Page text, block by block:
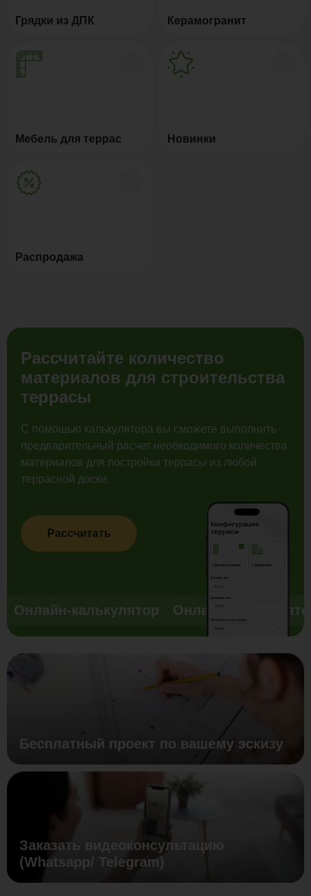
Грядки из ДПК Керамогранит
Мебель для террас Новинки
Распродажа
Рассчитайте количество
материалов для строительства
террасы
С помощью калькулятора вы сможете выполнить
предварительный расчет необходимого количества
материалов для постройки террасы из любой
террасной доски.
Рассчитать
Онлайн-калькулятор Онлайн-
Бесплатный проект по вашему эскизу
Заказать видеоконсультацию
(Whatsapp/ Telegram)